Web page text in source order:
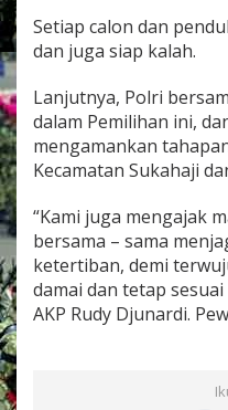
A
M
a
s
y
a
a
k
a
t
J
a
Setiap calon dan
dan juga siap kalah.
Lanjutnya, Polri
dalam Pemilihan ini,
mengamankan
Kecamatan Sukahaji
“Kami juga mengajak
bersama – sama
ketertiban, demi
damai dan tetap
AKP Rudy Djunardi.